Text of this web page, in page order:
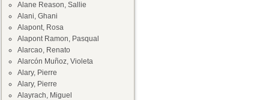
Alane Reason, Sallie
Alani, Ghani
Alapont, Rosa
Alapont Ramon, Pasqual
Alarcao, Renato
Alarcón Muñoz, Violeta
Alary, Pierre
Alary, Pierre
Alayrach, Miguel